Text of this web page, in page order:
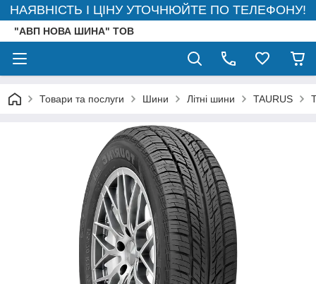
НАЯВНІСТЬ І ЦІНУ УТОЧНЮЙТЕ ПО ТЕЛЕФОНУ!
"АВП НОВА ШИНА" ТОВ
Товари та послуги Шини Літні шини TAURUS